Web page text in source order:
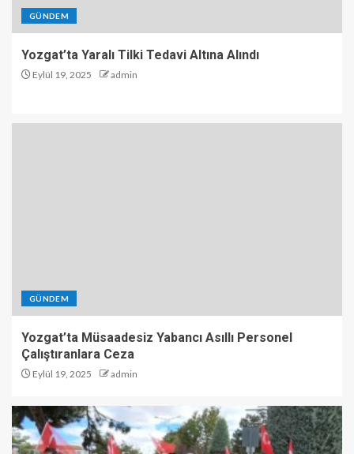
GÜNDEM
Yozgat’ta Yaralı Tilki Tedavi Altına Alındı
Eylül 19, 2025 admin
GÜNDEM
Yozgat’ta Müsaadesiz Yabancı Asıllı Personel
Çalıştıranlara Ceza
Eylül 19, 2025 admin